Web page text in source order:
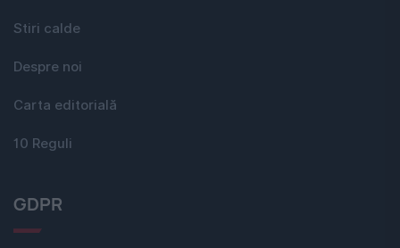
Stiri calde
Despre noi
Carta editorială
10 Reguli
GDPR